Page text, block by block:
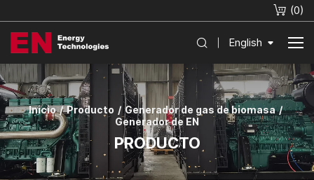
(0)
English
Inicio Producto
Generador de gas de biomasa
Generador de EN
PRODUCTO